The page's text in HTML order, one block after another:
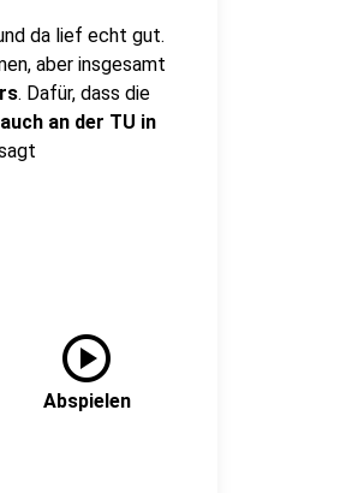
da lief echt gut.
aber insgesamt
. Dafür, dass die
auch an der TU in
play_circle
Abspielen